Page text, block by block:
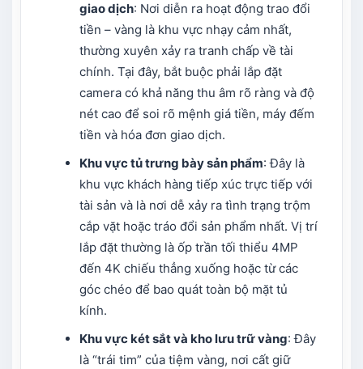
giao dịch: Nơi diễn ra hoạt động trao đổi
tiền – vàng là khu vực nhạy cảm nhất,
thường xuyên xảy ra tranh chấp về tài
chính. Tại đây, bắt buộc phải lắp đặt
camera có khả năng thu âm rõ ràng và độ
nét cao để soi rõ mệnh giá tiền, máy đếm
tiền và hóa đơn giao dịch.
Khu vực tủ trưng bày sản phẩm: Đây là
khu vực khách hàng tiếp xúc trực tiếp với
tài sản và là nơi dễ xảy ra tình trạng trộm
cắp vặt hoặc tráo đổi sản phẩm nhất. Vị trí
lắp đặt thường là ốp trần tối thiểu 4MP
đến 4K chiếu thẳng xuống hoặc từ các
góc chéo để bao quát toàn bộ mặt tủ
kính.
Khu vực két sắt và kho lưu trữ vàng: Đây
là “trái tim” của tiệm vàng, nơi cất giữ